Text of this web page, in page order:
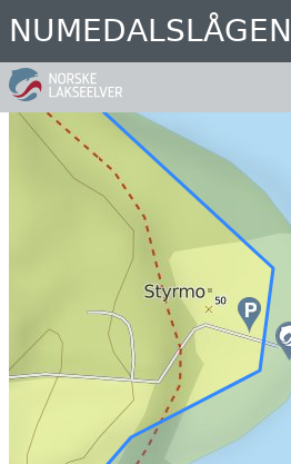
Hopp
til
hovedinnhold
NUMEDALSLÅGEN